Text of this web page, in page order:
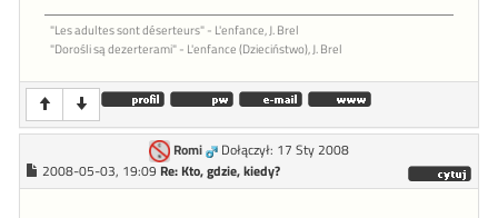
"Les adultes sont déserteurs" - L'enfance, J. Brel
"Dorośli są dezerterami" - L'enfance (Dzieciństwo), J. Brel
Romi
Dołączył: 17 Sty 2008
2008-05-03, 19:09 Re: Kto, gdzie, kiedy?